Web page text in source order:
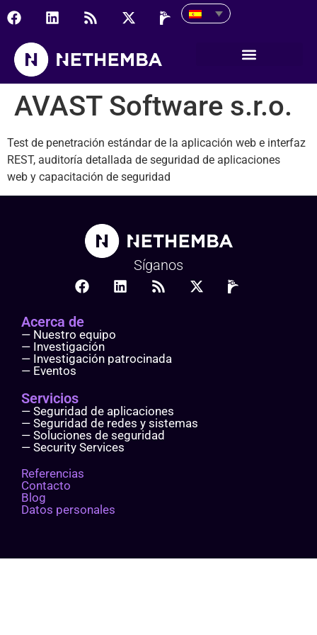
AVAST Software s.r.o.
AVAST Software s.r.o.
Test de penetración estándar de la aplicación web e interfaz
REST, auditoría detallada de seguridad de aplicaciones
web y capacitación de seguridad
Síganos
Acerca de
— Nuestro equipo
— Investigación
— Investigación patrocinada
— Eventos
Servicios
— Seguridad de aplicaciones
— Seguridad de redes y sistemas
— Soluciones de seguridad
— Security Services
Referencias
Contacto
Blog
Datos personales